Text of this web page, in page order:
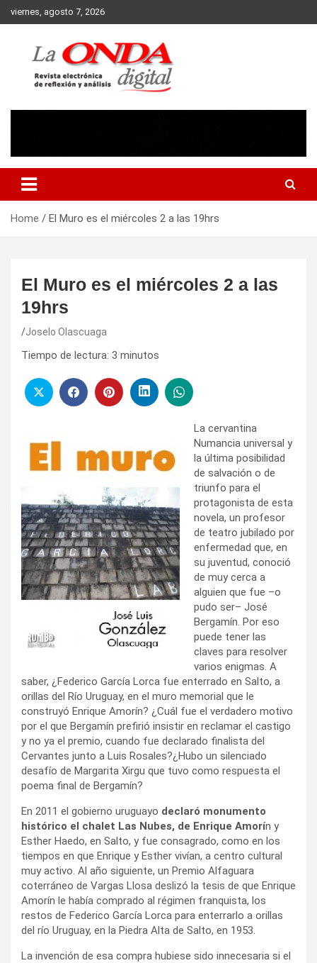
Skip
to
viernes, agosto 7, 2026
Home El Muro es el miércoles 2 a las 19hrs
El Muro es el miércoles 2 a las
19hrs
Joselo Olascuaga
Tiempo de lectura: 3 minutos
La cervantina
Numancia universal y
la última posibilidad
de salvación o de
triunfo para el
protagonista de esta
novela, un profesor
de teatro jubilado por
enfermedad que, en
su juventud, conoció
de muy cerca a
alguien que fue –o
pudo ser– José
Bergamín. Por eso
puede tener las
claves para resolver
varios enigmas. A
saber, ¿Federico García Lorca fue enterrado en Salto, a
orillas del Río Uruguay, en el muro memorial que le
construyó Enrique Amorín? ¿Cuál fue el verdadero motivo
por el que Bergamín prefirió insistir en reclamar el castigo
y no ya el premio, cuando fue declarado finalista del
Cervantes junto a Luis Rosales?¿Hubo un silenciado
desafío de Margarita Xirgu que tuvo como respuesta el
poema final de Bergamín?
En 2011 el gobierno uruguayo declaró monumento
histórico el chalet Las Nubes, de Enrique Amorín y
Esther Haedo, en Salto, y fue consagrado, como en los
tiempos en que Enrique y Esther vivían, a centro cultural
muy activo. Al año siguiente, un Premio Alfaguara
coterráneo de Vargas Llosa deslizó la tesis de que Enrique
Amorín le había comprado al régimen franquista, los
restos de Federico García Lorca para enterrarlo a orillas
del río Uruguay, en la Piedra Alta de Salto, en 1953.
La invención de esa compra hubiese sido innecesaria si el